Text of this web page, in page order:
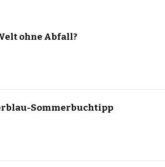
ohne Abfall?
Sommerbuchtipp